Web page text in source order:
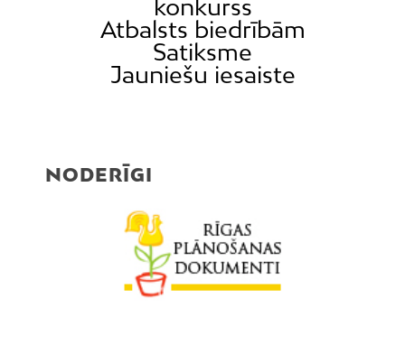
konkurss
Atbalsts biedrībām
Satiksme
Jauniešu iesaiste
NODERĪGI